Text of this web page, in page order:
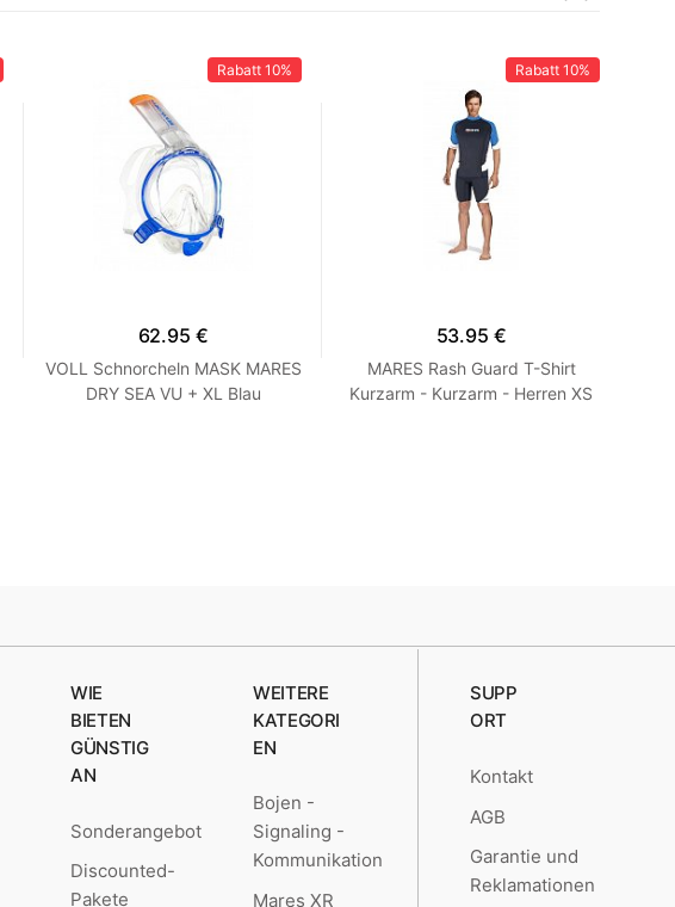
Rabatt 10%
62.95 €
VOLL Schnorcheln MASK MARES
DRY SEA VU + XL Blau
Rabatt 10%
53.95 €
MARES Rash Guard T-Shirt
Kurzarm - Kurzarm - Herren XS
WIE
BIETEN
GÜNSTIG
AN
Sonderangebot
Discounted-
Pakete
WEITERE
KATEGORI
EN
Bojen -
Signaling -
Kommunikation
Mares XR
SUPP
ORT
Kontakt
AGB
Garantie und
Reklamationen